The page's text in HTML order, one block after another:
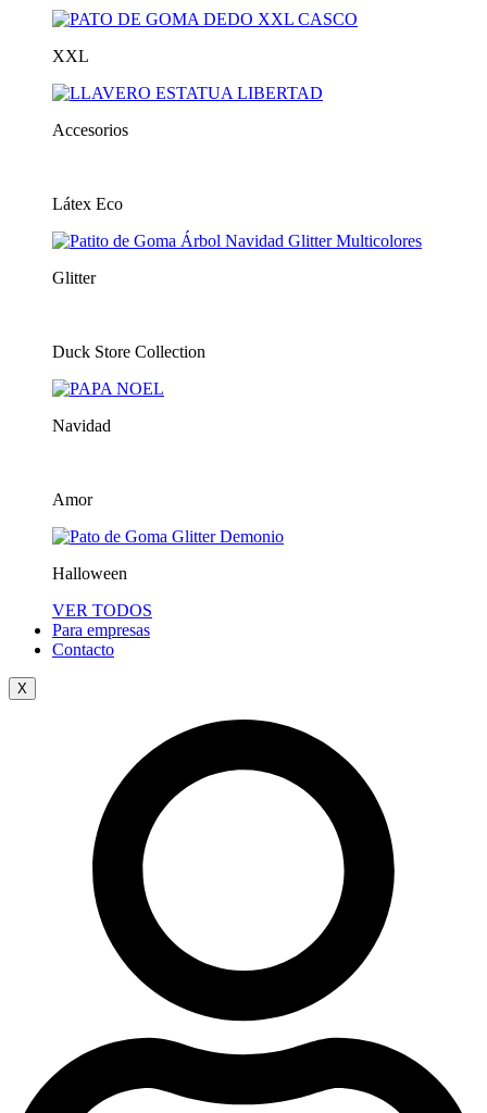
XXL
Accesorios
Látex Eco
Glitter
Duck Store Collection
Navidad
Amor
Halloween
VER TODOS
Para empresas
Contacto
X